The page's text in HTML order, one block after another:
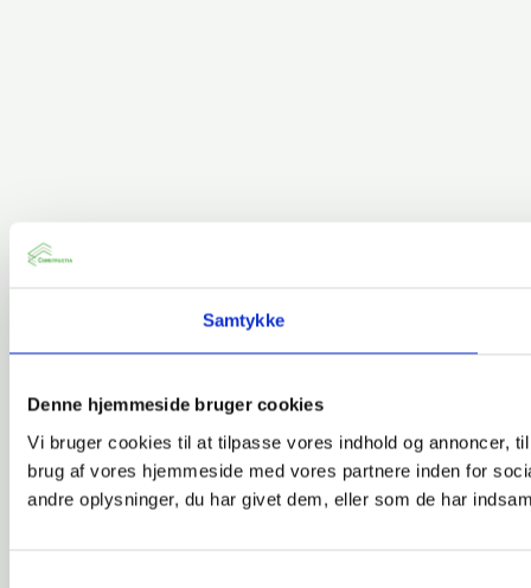
Samtykke
Denne hjemmeside bruger cookies
Vi bruger cookies til at tilpasse vores indhold og annoncer,
brug af vores hjemmeside med vores partnere inden for
andre oplysninger, du har givet dem, eller som de har